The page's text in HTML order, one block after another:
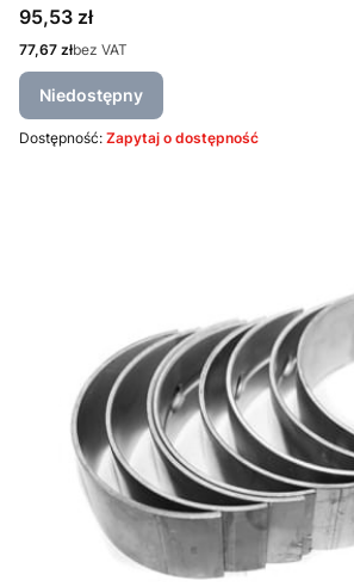
Cena
95,53 zł
Cena
77,67 złbez VAT
Niedostępny
Dostępność: Zapytaj o dostępność